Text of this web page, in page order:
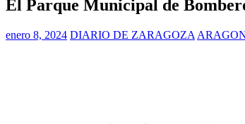
El Parque Municipal de